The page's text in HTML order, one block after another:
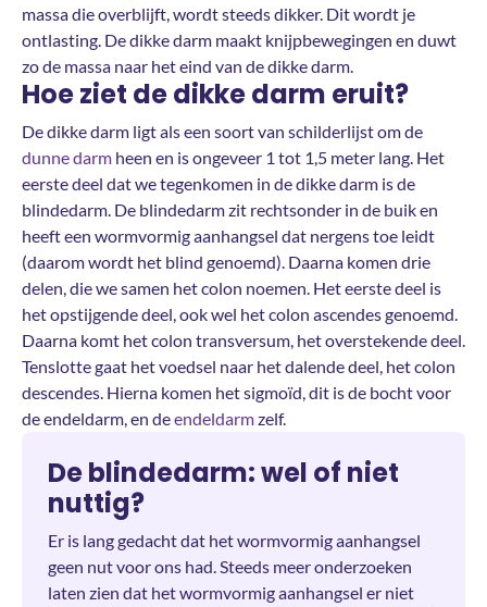
massa die overblijft, wordt steeds dikker. Dit wordt je
ontlasting. De dikke darm maakt knijpbewegingen en duwt
zo de massa naar het eind van de dikke darm.
Hoe ziet de dikke darm eruit?
De dikke darm ligt als een soort van schilderlijst om de
dunne darm heen en is ongeveer 1 tot 1,5 meter lang. Het
eerste deel dat we tegenkomen in de dikke darm is de
blindedarm. De blindedarm zit rechtsonder in de buik en
heeft een wormvormig aanhangsel dat nergens toe leidt
(daarom wordt het blind genoemd). Daarna komen drie
delen, die we samen het colon noemen. Het eerste deel is
het opstijgende deel, ook wel het colon ascendes genoemd.
Daarna komt het colon transversum, het overstekende deel.
Tenslotte gaat het voedsel naar het dalende deel, het colon
descendes. Hierna komen het sigmoïd, dit is de bocht voor
de endeldarm, en deendeldarmzelf.
De blindedarm: wel of niet
nuttig?
Er is lang gedacht dat het wormvormig aanhangsel
geen nut voor ons had. Steeds meer onderzoeken
laten zien dat het wormvormig aanhangsel er niet